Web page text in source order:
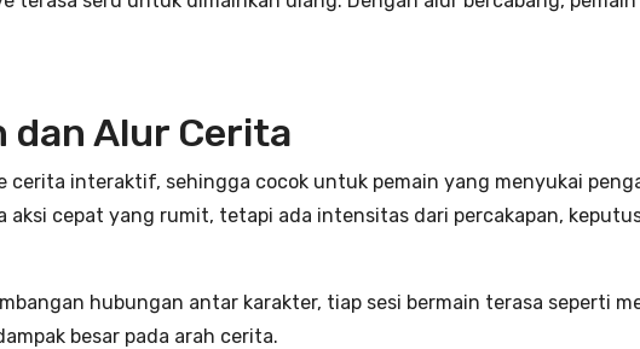
dan Alur Cerita
cerita interaktif, sehingga cocok untuk pemain yang menyukai
aksi cepat yang rumit, tetapi ada intensitas dari percakapan,
hubungan antar karakter, tiap sesi bermain terasa seperti
besar pada arah cerita.